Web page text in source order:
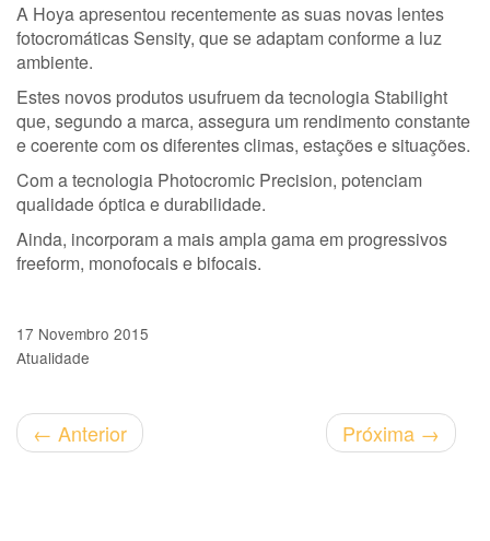
A Hoya apresentou recentemente as suas novas lentes
fotocromáticas Sensity, que se adaptam conforme a luz
ambiente.
Estes novos produtos usufruem da tecnologia Stabilight
que, segundo a marca, assegura um rendimento constante
e coerente com os diferentes climas, estações e situações.
Com a tecnologia Photocromic Precision, potenciam
qualidade óptica e durabilidade.
Ainda, incorporam a mais ampla gama em progressivos
freeform, monofocais e bifocais.
17 Novembro 2015
Atualidade
← Anterior Próxima →